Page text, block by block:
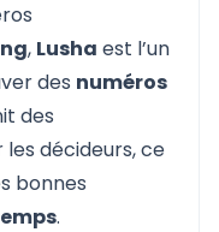
, Lusha est l’un
des numéros
des
les décideurs, ce
bonnes
.